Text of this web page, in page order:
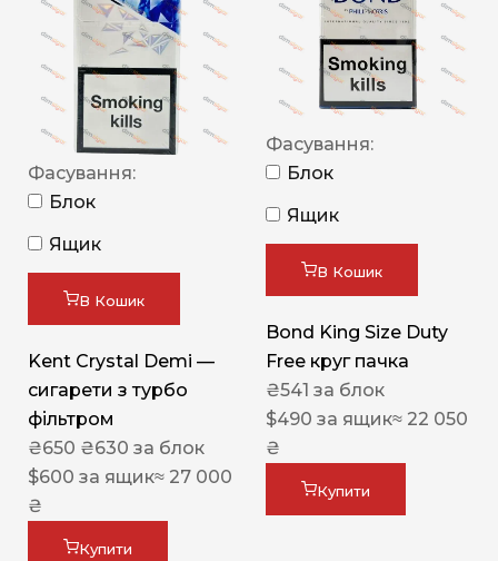
Фасування:
Блок
Ящик
В Кошик
Kent Crystal Demi —
сигарети з турбо
фільтром
₴650 ₴630 за блок
$600 за ящик≈ 27 000
₴
Купити
Фасування:
Блок
Ящик
В Кошик
Bond King Size Duty
Free круг пачка
₴541 за блок
$490 за ящик≈ 22 050
₴
Купити